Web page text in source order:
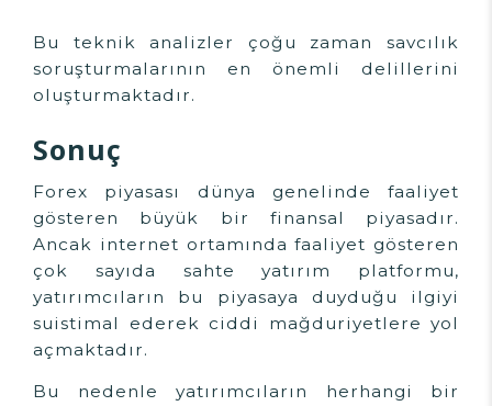
Bu teknik analizler çoğu zaman savcılık
soruşturmalarının en önemli delillerini
oluşturmaktadır.
Sonuç
Forex piyasası dünya genelinde faaliyet
gösteren büyük bir finansal piyasadır.
Ancak internet ortamında faaliyet gösteren
çok sayıda sahte yatırım platformu,
yatırımcıların bu piyasaya duyduğu ilgiyi
suistimal ederek ciddi mağduriyetlere yol
açmaktadır.
Bu nedenle yatırımcıların herhangi bir